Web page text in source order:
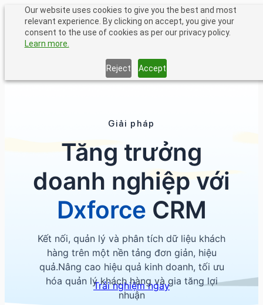
Our website uses cookies to give you the best and most
relevant experience. By clicking on accept, you give your
consent to the use of cookies as per our privacy policy.
Learn more.
Reject Accept
Chuyển
phần
Giải pháp
Giải pháp
Tăng trưởng
doanh nghiệp với
Dxforce CRM
Kết nối, quản lý và phân tích dữ liệu khách
hàng trên một nền tảng đơn giản, hiệu
quả.Nâng cao hiệu quả kinh doanh, tối ưu
hóa quản lý khách hàng và gia tăng lợi
nhuận
Trải nghiệm ngay